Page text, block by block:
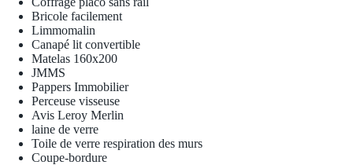
Bricole facilement
Limmomalin
Canapé lit convertible
Matelas 160x200
JMMS
Pappers Immobilier
Perceuse visseuse
Avis Leroy Merlin
laine de verre
Toile de verre respiration des murs
Coupe-bordure